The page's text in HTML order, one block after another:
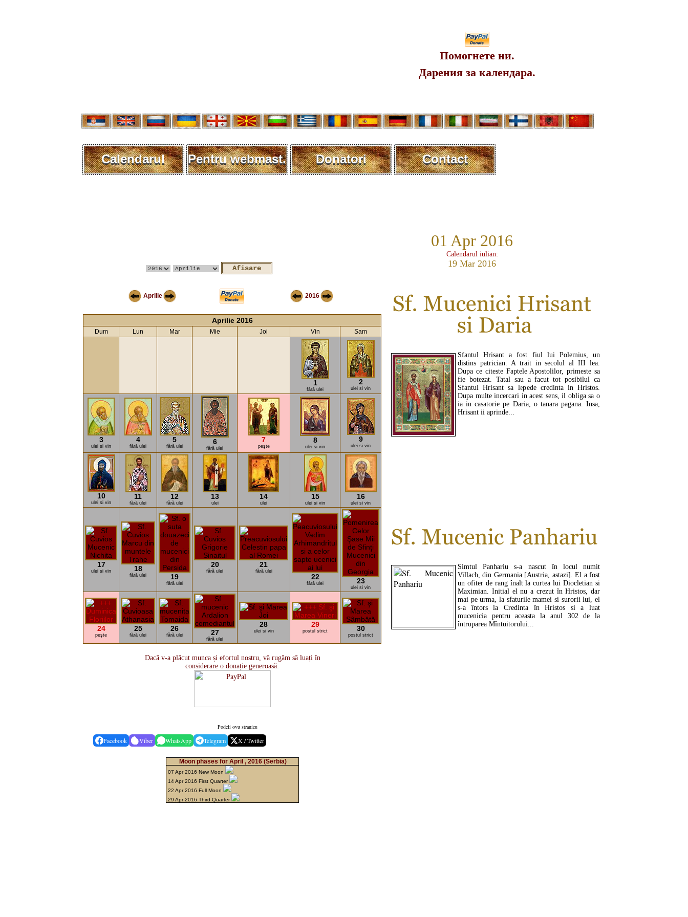
Помогнете ни.
Дарения за календара.
Calendarul Pentru webmast. Donatori Contact
01 Apr 2016
Calendarul iulian:
19 Mar 2016
Aprilie 2016
Sfantul Hrisant a fost fiul lui Polemius, un
distins patrician. A trait in secolul al III lea.
Dupa ce citeste Faptele Apostolilor, primeste sa
fie botezat. Tatal sau a facut tot posibilul ca
Sfantul Hrisant sa lepede credinta in Hristos.
Dupa multe incercari in acest sens, il obliga sa o
ia in casatorie pe Daria, o tanara pagana. Insa,
Hrisant ii aprinde...
Simtul Panhariu s-a nascut în locul numit
Villach, din Germania [Austria, astazi]. El a fost
un ofiter de rang înalt la curtea lui Diocletian si
Maximian. Initial el nu a crezut în Hristos, dar
mai pe urma, la sfaturile mamei si surorii lui, el
s-a întors la Credinta în Hristos si a luat
mucenicia pentru aceasta la anul 302 de la
întruparea Mîntuitorului...
Aprilie 2016
Dum Lun Mar Mie Joi Vin Sam
1
fără ulei
2
ulei si vin
3
ulei si vin
4
fără ulei
5
fără ulei
6
fără ulei
7
peşte
8
ulei si vin
9
ulei si vin
10
ulei si vin
11
fără ulei
12
fără ulei
13
ulei
14
ulei
15
ulei si vin
16
ulei si vin
17
ulei si vin 18
fără ulei 19
fără ulei
20
fără ulei
21
fără ulei
22
fără ulei 23
ulei si vin
24
peşte
25
fără ulei
26
fără ulei 27
fără ulei
28
ulei si vin
29
postul strict 30
postul strict
Dacă v-a plăcut munca și efortul nostru, vă rugăm să luați în
considerare o donație generoasă:
Podeli ovu stranicu
Facebook Viber WhatsApp Telegram X / Twitter
Moon phases for April , 2016 (Serbia)
07 Apr 2016 New Moon
14 Apr 2016 First Quarter
22 Apr 2016 Full Moon
29 Apr 2016 Third Quarter